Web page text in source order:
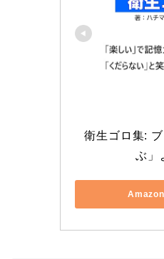
衛生ゴロ集:
ぶ」